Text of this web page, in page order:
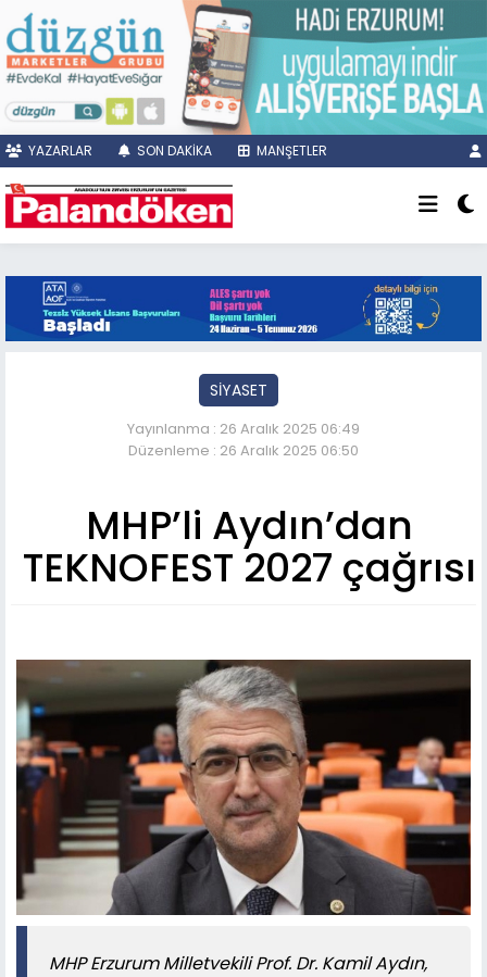
YAZARLAR SON DAKİKA MANŞETLER
SİYASET
Yayınlanma : 26 Aralık 2025 06:49
Düzenleme : 26 Aralık 2025 06:50
MHP’li Aydın’dan
TEKNOFEST 2027 çağrısı
MHP Erzurum Milletvekili Prof. Dr. Kamil Aydın,